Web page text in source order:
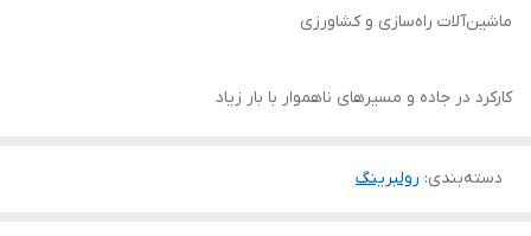
ماشین‌آلات راه‌سازی و کشاورزی
کارکرد در جاده و مسیرهای ناهموار با بار زیاد
دسته‌بندی: رولبرینگ